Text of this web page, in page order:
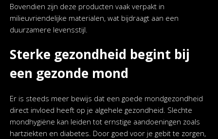
Bovendien zijn deze producten vaak verpakt in
milieuvriendelijke materialen, wat bijdraagt aan een
duurzamere levensstijl.
Sterke gezondheid begint bij
een gezonde mond
Er is steeds meer bewijs dat een goede mondgezondheid
direct invloed heeft op je algehele gezondheid. Slechte
mondhygiëne kan leiden tot ernstige aandoeningen zoals
hartziekten en diabetes. Door goed voor je gebit te zorgen,